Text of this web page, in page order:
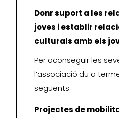
Donr suport a les
joves i establir
culturals amb els
Per aconseguir les
l’associació du a
següents:
Projectes de